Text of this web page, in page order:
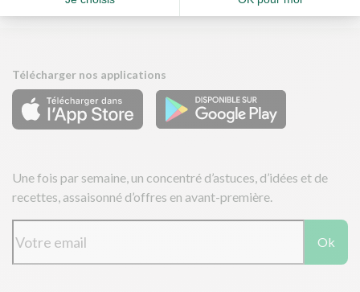
Télécharger nos applications
Une fois par semaine, un concentré d’astuces, d’idées et de
recettes, assaisonné d’offres en avant-première.
Ok